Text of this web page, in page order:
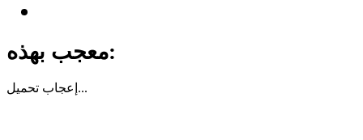
معجب بهذه:
إعجاب تحميل...